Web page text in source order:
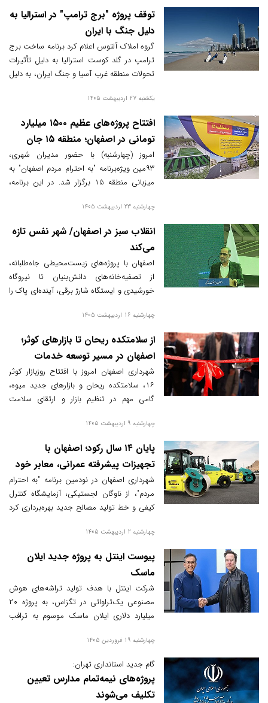
زیرساخت‌های ارتباطی وارد مرحله‌ای شده‌اند
توقف پروژه "برج ترامپ" در استرالیا به
دلیل جنگ با ایران
گروه املاک آلتوس اعلام کرد برنامه ساخت برج
ترامپ در گلد کوست استرالیا به دلیل تأثیرات
تحولات منطقه غرب آسیا و جنگ ایران، به دلیل
است.
یکشنبه 27 اردیبهشت 1405
افتتاح پروژه‌های عظیم ۱۵۰۰ میلیارد
تومانی در اصفهان؛ منطقه ۱۵ جان
دوباره گرفت
امروز (چهارشنبه) با حضور مدیران شهری،
۹۳مین ویژه‌برنامه "به احترام مردم اصفهان" به
میزبانی منطقه ۱۵ برگزار شد. در این برنامه،
پارکینگ طبقاتی و مجموعه ورزشی روباز، با
بهره‌برداری رسیدند.
چهارشنبه 23 اردیبهشت 1405
انقلاب سبز در اصفهان/ شهر نفس تازه
می‌کند
اصفهان با پروژه‌های زیست‌محیطی جاه‌طلبانه،
از تصفیه‌خانه‌های دانش‌بنیان تا نیروگاه
خورشیدی و ایستگاه شارژ برقی، آینده‌ای پاک را
چهارشنبه 16 اردیبهشت 1405
از سلامتکده ریحان تا بازارهای کوثر؛
اصفهان در مسیر توسعه خدمات
شهری نوین
شهرداری اصفهان امروز با افتتاح روزبازار کوثر
۱۶، سلامتکده ریحان و بازارهای جدید میوه،
گامی مهم در تنظیم بازار و ارتقای سلامت
چهارشنبه 9 اردیبهشت 1405
پایان ۱۴ سال رکود؛ اصفهان با
تجهیزات پیشرفته عمرانی، معابر خود
را نوسازی می‌کند
شهرداری اصفهان در نودمین برنامه "به احترام
مردم"، از ناوگان لجستیکی، آزمایشگاه کنترل
کیفی و خط تولید مصالح جدید بهره‌برداری کرد
دهند.
چهارشنبه 2 اردیبهشت 1405
پیوست اینتل به پروژه جدید ایلان
ماسک
شرکت اینتل با هدف تولید تراشه‌های هوش
مصنوعی یک‌تراواتی در تگزاس، به پروژه ۲۰
میلیارد دلاری ایلان ماسک موسوم به ترافب
استقرار تراشه‌ها را به‌صورت یکپارچه عملیاتی
کند.
چهارشنبه 19 فروردین 1405
گام جدید استانداری تهران:
پروژه‌های نیمه‌تمام مدارس تعیین
تکلیف می‌شوند